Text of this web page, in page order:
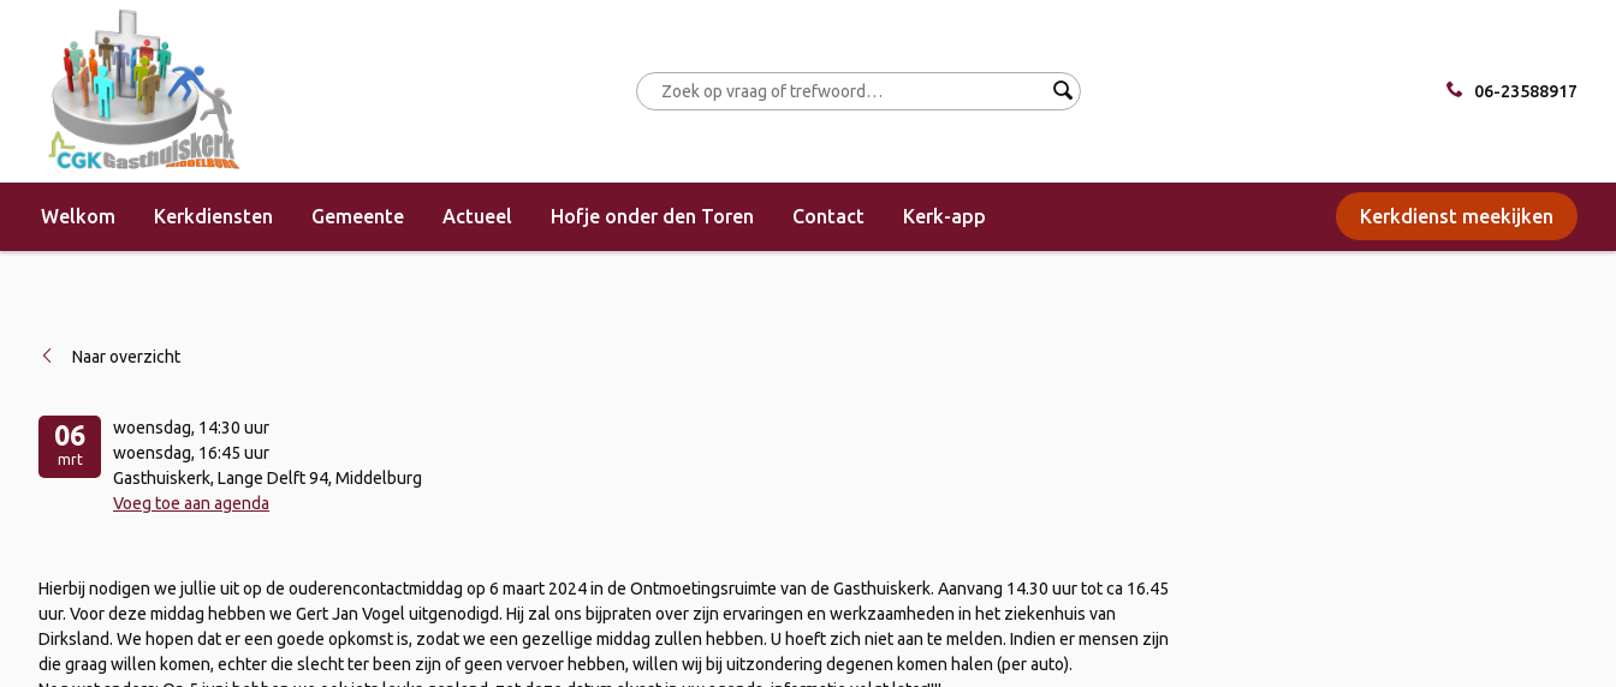
06-23588917
Welkom Kerkdiensten Gemeente Actueel Hofje onder den Toren Contact Kerk-app Kerkdienst meekijken
Home »Evenementen »Ouderencontact middag – 6 maart
Naar overzicht
06
mrt
woensdag, 14:30 uur
woensdag, 16:45 uur
Gasthuiskerk, Lange Delft 94, Middelburg
Voeg toe aan agenda
Hierbij nodigen we jullie uit op de ouderencontactmiddag op 6 maart 2024 in de Ontmoetingsruimte van de Gasthuiskerk. Aanvang 14.30 uur tot ca 16.45
uur. Voor deze middag hebben we Gert Jan Vogel uitgenodigd. Hij zal ons bijpraten over zijn ervaringen en werkzaamheden in het ziekenhuis van
Dirksland. We hopen dat er een goede opkomst is, zodat we een gezellige middag zullen hebben. U hoeft zich niet aan te melden. Indien er mensen zijn
die graag willen komen, echter die slecht ter been zijn of geen vervoer hebben, willen wij bij uitzondering degenen komen halen (per auto).